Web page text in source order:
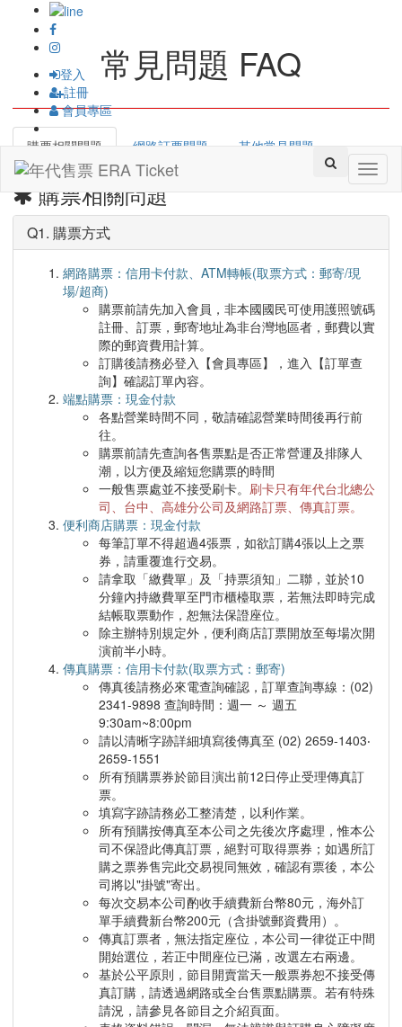
登入
註冊
會員專區
常見問題 FAQ
購票相關問題 網路訂票問題 其他常見問題
購票相關問題
Q1. 購票方式
網路購票：信用卡付款、ATM轉帳(取票方式：郵寄/現
場/超商)
購票前請先加入會員，非本國國民可使用護照號碼
註冊、訂票，郵寄地址為非台灣地區者，郵費以實
際的郵資費用計算。
訂購後請務必登入【會員專區】，進入【訂單查
詢】確認訂單內容。
端點購票：現金付款
各點營業時間不同，敬請確認營業時間後再行前
往。
購票前請先查詢各售票點是否正常營運及排隊人
潮，以方便及縮短您購票的時間
一般售票處並不接受刷卡。 刷卡只有年代台北總公
司、台中、高雄分公司及網路訂票、傳真訂票。
便利商店購票：現金付款
每筆訂單不得超過4張票，如欲訂購4張以上之票
券，請重覆進行交易。
請拿取「繳費單」及「持票須知」二聯，並於10
分鐘內持繳費單至門市櫃檯取票，若無法即時完成
結帳取票動作，恕無法保證座位。
除主辦特別規定外，便利商店訂票開放至每場次開
演前半小時。
傳真購票：信用卡付款(取票方式：郵寄)
傳真後請務必來電查詢確認，訂單查詢專線：(02)
2341-9898 查詢時間：週一 ～ 週五
9:30am~8:00pm
請以清晰字跡詳細填寫後傳真至 (02) 2659-1403‧
2659-1551
所有預購票券於節目演出前12日停止受理傳真訂
票。
填寫字跡請務必工整清楚，以利作業。
所有預購按傳真至本公司之先後次序處理，惟本公
司不保證此傳真訂票，絕對可取得票券；如遇所訂
購之票券售完此交易視同無效，確認有票後，本公
司將以"掛號"寄出。
每次交易本公司酌收手續費新台幣80元，海外訂
單手續費新台幣200元（含掛號郵資費用）。
傳真訂票者，無法指定座位，本公司一律從正中間
開始選位，若正中間座位已滿，改選左右兩邊。
基於公平原則，節目開賣當天一般票券恕不接受傳
真訂購，請透過網路或全台售票點購票。若有特殊
請況，請參見各節目之介紹頁面。